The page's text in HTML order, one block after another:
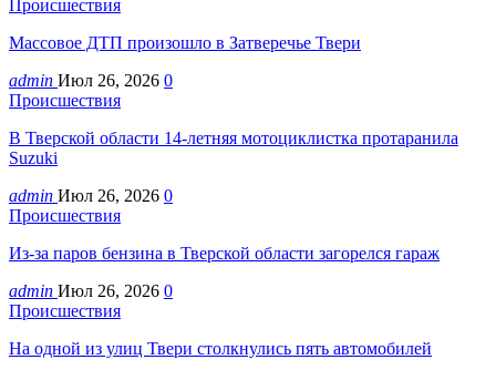
Происшествия
Массовое ДТП произошло в Затверечье Твери
admin Июл 26, 2026 0
Происшествия
В Тверской области 14-летняя мотоциклистка протаранила
Suzuki
admin Июл 26, 2026 0
Происшествия
Из-за паров бензина в Тверской области загорелся гараж
admin Июл 26, 2026 0
Происшествия
На одной из улиц Твери столкнулись пять автомобилей